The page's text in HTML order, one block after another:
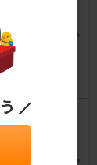
[BP]
Racing